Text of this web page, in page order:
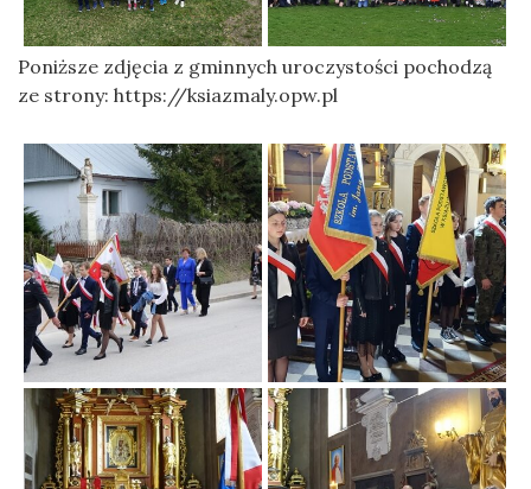
Poniższe zdjęcia z gminnych uroczystości pochodzą
ze strony: https://ksiazmaly.opw.pl